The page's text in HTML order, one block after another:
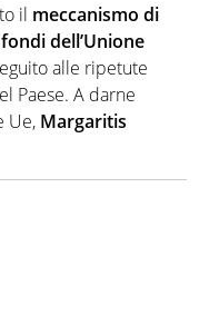
il meccanismo di
dell’Unione
alle ripetute
Paese. A darne
Ue, Margaritis